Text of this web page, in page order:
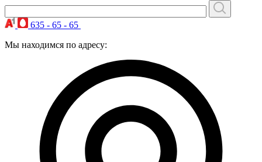
635 - 65 - 65
Мы находимся по адресу: